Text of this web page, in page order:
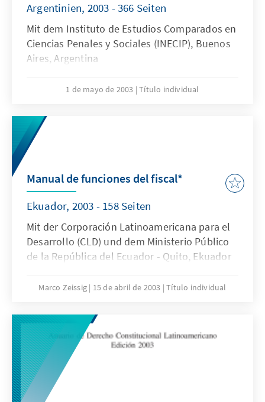
Argentinien, 2003 - 366 Seiten
Mit dem Instituto de Estudios Comparados en
Ciencias Penales y Sociales (INECIP), Buenos
Aires, Argentina
1 de mayo de 2003 Título individual
Manual de funciones del fiscal*
Ekuador, 2003 - 158 Seiten
Mit der Corporación Latinoamericana para el
Desarrollo (CLD) und dem Ministerio Público
de la República del Ecuador - Quito, Ekuador
Marco Zeissig 15 de abril de 2003 Título individual